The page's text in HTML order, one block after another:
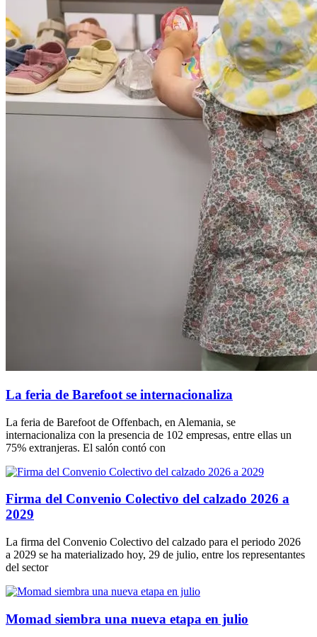
La feria de Barefoot se internacionaliza
La feria de Barefoot de Offenbach, en Alemania, se
internacionaliza con la presencia de 102 empresas, entre ellas un
75% extranjeras. El salón contó con
Firma del Convenio Colectivo del calzado 2026 a
2029
La firma del Convenio Colectivo del calzado para el periodo 2026
a 2029 se ha materializado hoy, 29 de julio, entre los representantes
del sector
Momad siembra una nueva etapa en julio